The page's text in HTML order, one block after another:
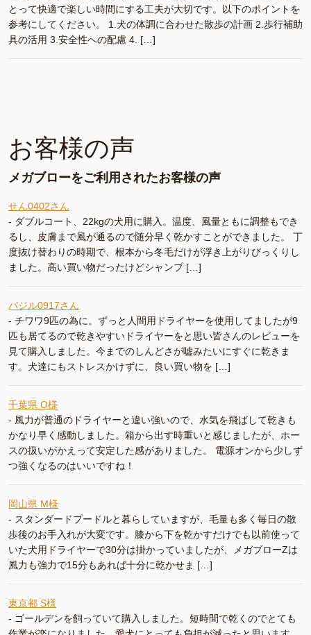
とって快適で楽しい時間にする工夫が大切です。以下のポイントを
参考にしてください。 1.犬の体調に合わせた散歩の計画 2.歩行補助
具の活用 3.安全性への配慮 4. […]
お客様の声
メガブローをご利用されたお客様の声
せん0402さん
- ダブルコート、22kgの犬用に購入。温度、風量ともに調整もでき
るし、皮膚まで風が通るので随分早く乾かすことができました。 丁
度抜け替わりの時期で、根本から冬毛だけが浮き上がりびっくりし
ました。高い買い物だったけどシャンプ […]
バジル0917さん
- チワワ9匹の為に。ずっと人間用ドライヤーを使用してましたが9
匹も居てるので乾きやすいドライヤーをと思い皆さんのレビューを
見て購入しました。今までのしんどさが嘘みたいにすぐに乾きま
す。犬達にもストレスかけずに、良い買い物を […]
千葉県 O様
- 風力が普通のドライヤーと違い強いので、水気を飛ばして乾きも
かなり早く感動しました。箱から出す時重いと感じましたが、ホー
スの扱いがかえって安定した感がありました。 電源オンから少しず
つ強くなるのはいいですね！
岡山県 M様
- スタンダードプードルと暮らしていますが、毛量も多く毎日の散
歩後のお手入れが大変です。膝から下を乾かすだけでも以前使って
いた犬用ドライヤーで30分は掛かっていましたが、メガブローZは
風力も強力で15分もあれば十分に乾かせま […]
東京都 S様
- ゴールデンを飼っていて購入しました。短時間で乾くのでとても